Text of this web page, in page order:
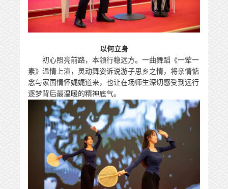
以何立身
初心照亮前路，本领行稳远方。一曲舞蹈 《一荤一
素》 温情上演，灵动舞姿诉说游子思乡之情，将亲情惦
念与家国情怀娓娓道来，也让在场师生深切感受到远行
逐梦背后最温暖的精神底气。